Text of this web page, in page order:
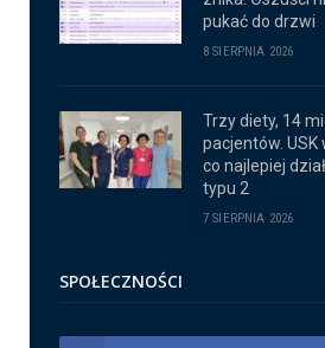
pukać do drzwi
8 SIERPNIA 2026
Trzy diety, 14
pacjentów. USK
co najlepiej
typu 2
7 SIERPNIA 2026
SPOŁECZNOŚCI